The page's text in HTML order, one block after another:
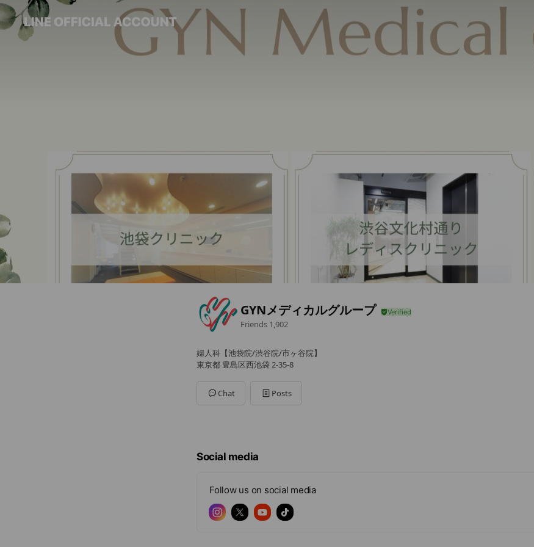
GYNメディカルグループ
Friends 1,902
婦人科【池袋院/渋谷院/市ヶ谷院】
東京都 豊島区西池袋 2-35-8
Chat Posts
Social media
Follow us on social media